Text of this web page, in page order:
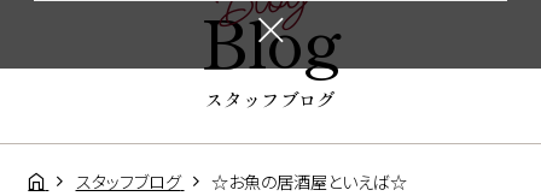
Blog
スタッフブログ
スタッフブログ ☆お魚の居酒屋といえば☆